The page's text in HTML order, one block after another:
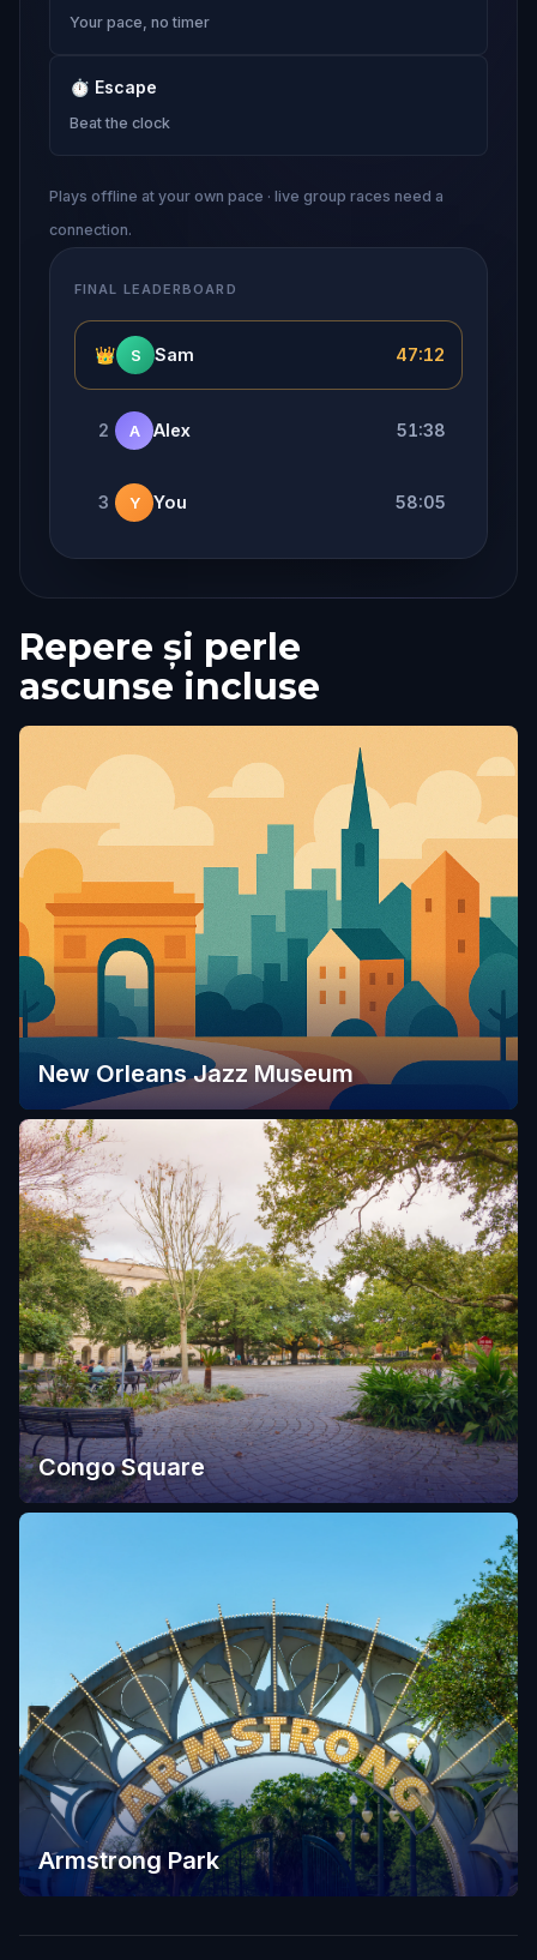
Your pace, no timer
⏱ Escape
Beat the clock
Plays offline at your own pace · live group races need a
connection.
FINAL LEADERBOARD
👑 S Sam 47:12
2 A Alex 51:38
3 Y You 58:05
Repere și perle
ascunse incluse
New Orleans Jazz Museum
Congo Square
Armstrong Park